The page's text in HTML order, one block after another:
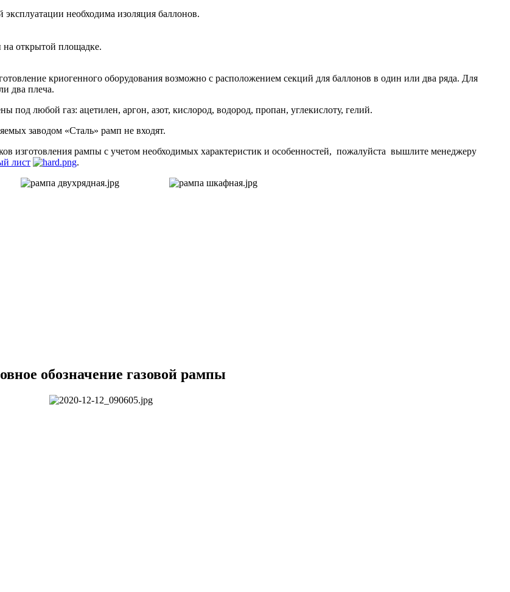
необходима изоляция баллонов.
на открытой площадке.
криогенного оборудования возможно с расположением секций для баллонов в один или два ряда. Для
два плеча.
под любой газ: ацетилен, аргон, азот, кислород, водород, пропан, углекислоту, гелий.
заводом «Сталь» рамп не входят.
изготовления рампы с учетом необходимых характеристик и особенностей, пожалуйста вышлите менеджеру
лист .
обозначение газовой рампы